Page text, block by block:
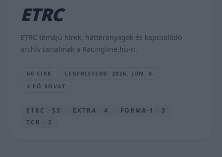
ETRC
ETRC témájú hírek, háttéranyagok és kapcsolódó
archív tartalmak a Racingline.hu-n.
60 CIKK
LEGFRISSEBB: 2026. JÚN. 8.
4 FŐ ROVAT
ETRC · 53 EXTRA · 4
FORMA-1 · 3
TCR · 2
Kiss
Norbert
letarolt
a